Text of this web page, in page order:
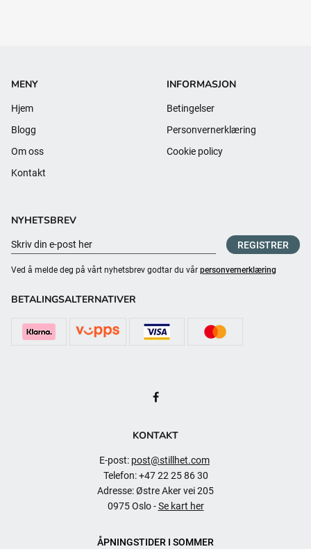
MENY
Hjem
Blogg
Om oss
Kontakt
INFORMASJON
Betingelser
Personvernerklæring
Cookie policy
NYHETSBREV
REGISTRER
Ved å melde deg på vårt nyhetsbrev godtar du vår personvernerklæring
BETALINGSALTERNATIVER
KONTAKT
E-post: post@stillhet.com
Telefon: +47 22 25 86 30
Adresse: Østre Aker vei 205
0975 Oslo -Se kart her
ÅPNINGSTIDER I SOMMER